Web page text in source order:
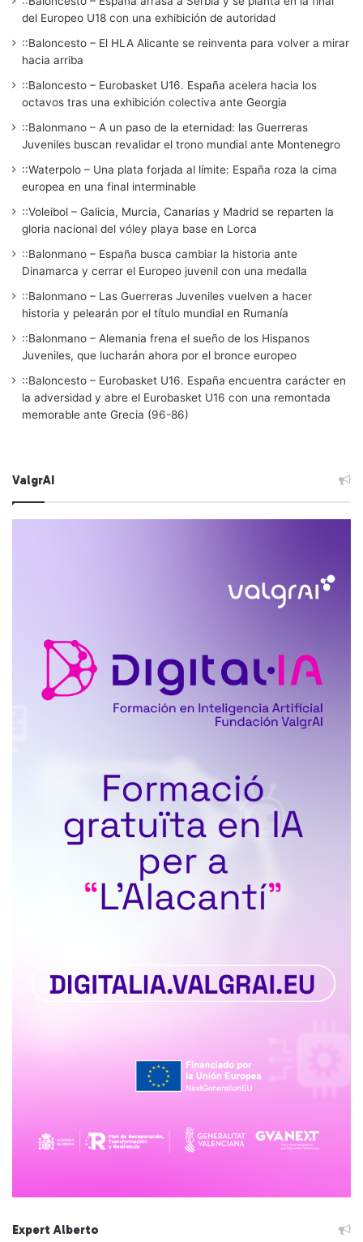
del Europeo U18 con una exhibición de autoridad
::Baloncesto – El HLA Alicante se reinventa para volver a mirar
hacia arriba
::Baloncesto – Eurobasket U16. España acelera hacia los
octavos tras una exhibición colectiva ante Georgia
::Balonmano – A un paso de la eternidad: las Guerreras
Juveniles buscan revalidar el trono mundial ante Montenegro
::Waterpolo – Una plata forjada al límite: España roza la cima
europea en una final interminable
::Voleibol – Galicia, Murcia, Canarias y Madrid se reparten la
gloria nacional del vóley playa base en Lorca
::Balonmano – España busca cambiar la historia ante
Dinamarca y cerrar el Europeo juvenil con una medalla
::Balonmano – Las Guerreras Juveniles vuelven a hacer
historia y pelearán por el título mundial en Rumanía
::Balonmano – Alemania frena el sueño de los Hispanos
Juveniles, que lucharán ahora por el bronce europeo
::Baloncesto – Eurobasket U16. España encuentra carácter en
la adversidad y abre el Eurobasket U16 con una remontada
memorable ante Grecia (96-86)
ValgrAI
Expert Alberto